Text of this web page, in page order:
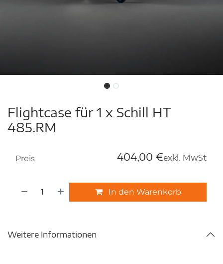
Flightcase für 1 x Schill HT
485.RM
In den Warenkorb
Preis 404,00 €exkl. MwSt
Weitere Informationen